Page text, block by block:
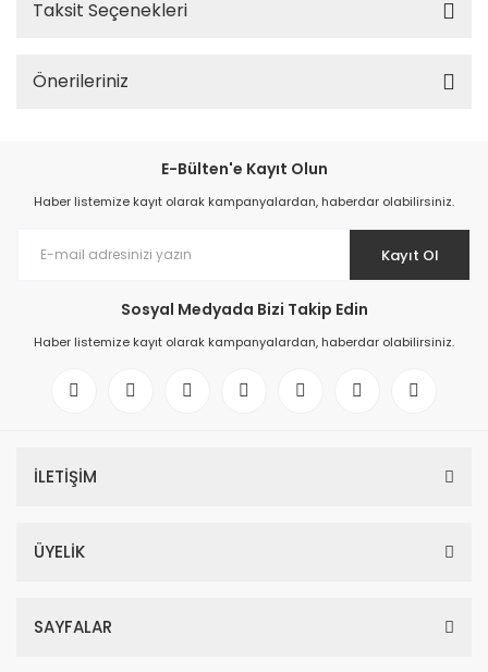
Taksit Seçenekleri
Önerileriniz
E-Bülten'e Kayıt Olun
Haber listemize kayıt olarak kampanyalardan, haberdar olabilirsiniz.
Kayıt Ol
Sosyal Medyada Bizi Takip Edin
Haber listemize kayıt olarak kampanyalardan, haberdar olabilirsiniz.
İLETİŞİM
ÜYELİK
SAYFALAR